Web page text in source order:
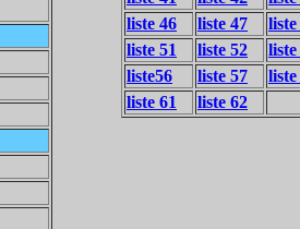
liste 46
liste 47
liste
liste 51
liste 52
liste
liste56
liste 57
liste
liste 61
liste 62